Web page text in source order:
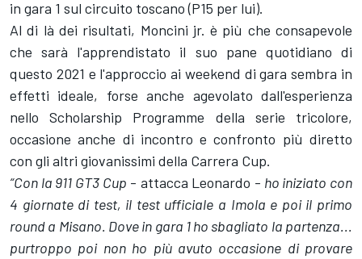
in gara 1 sul circuito toscano (P15 per lui).
Al di là dei risultati, Moncini jr. è più che consapevole
che sarà l'apprendistato il suo pane quotidiano di
questo 2021 e l'approccio ai weekend di gara sembra in
effetti ideale, forse anche agevolato dall'esperienza
nello Scholarship Programme della serie tricolore,
occasione anche di incontro e confronto più diretto
con gli altri giovanissimi della Carrera Cup.
“Con la 911 GT3 Cup - attacca Leonardo - ho iniziato con
4 giornate di test, il test ufficiale a Imola e poi il primo
round a Misano. Dove in gara 1 ho sbagliato la partenza...
purtroppo poi non ho più avuto occasione di provare